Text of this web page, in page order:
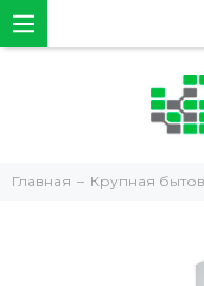
Главная Крупная